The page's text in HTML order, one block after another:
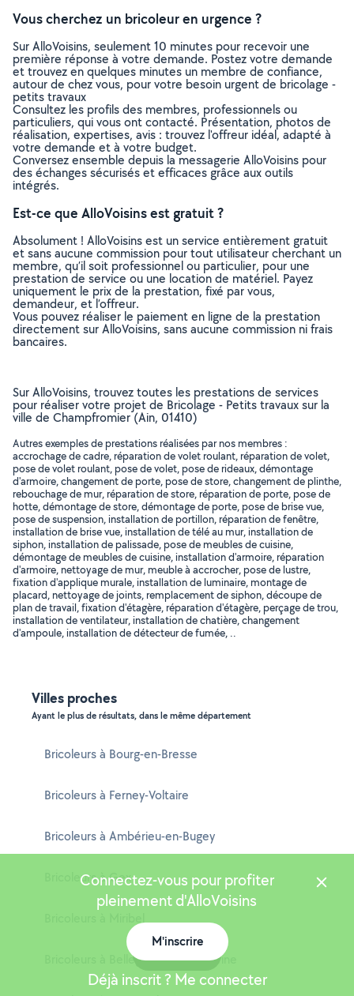
Vous cherchez un bricoleur en urgence ?
Sur AlloVoisins, seulement 10 minutes pour recevoir une
première réponse à votre demande. Postez votre demande
et trouvez en quelques minutes un membre de confiance,
autour de chez vous, pour votre besoin urgent de bricolage -
petits travaux
Consultez les profils des membres, professionnels ou
particuliers, qui vous ont contacté. Présentation, photos de
réalisation, expertises, avis : trouvez l'offreur idéal, adapté à
votre demande et à votre budget.
Conversez ensemble depuis la messagerie AlloVoisins pour
des échanges sécurisés et efficaces grâce aux outils
intégrés.
Est-ce que AlloVoisins est gratuit ?
Absolument ! AlloVoisins est un service entièrement gratuit
et sans aucune commission pour tout utilisateur cherchant un
membre, qu’il soit professionnel ou particulier, pour une
prestation de service ou une location de matériel. Payez
uniquement le prix de la prestation, fixé par vous,
demandeur, et l’offreur.
Vous pouvez réaliser le paiement en ligne de la prestation
directement sur AlloVoisins, sans aucune commission ni frais
bancaires.
Sur AlloVoisins, trouvez toutes les prestations de services
pour réaliser votre projet de Bricolage - Petits travaux sur la
ville de Champfromier (Ain, 01410)
Autres exemples de prestations réalisées par nos membres :
accrochage de cadre, réparation de volet roulant, réparation de volet,
pose de volet roulant, pose de volet, pose de rideaux, démontage
d'armoire, changement de porte, pose de store, changement de plinthe,
rebouchage de mur, réparation de store, réparation de porte, pose de
hotte, démontage de store, démontage de porte, pose de brise vue,
pose de suspension, installation de portillon, réparation de fenêtre,
installation de brise vue, installation de télé au mur, installation de
siphon, installation de palissade, pose de meubles de cuisine,
démontage de meubles de cuisine, installation d'armoire, réparation
d'armoire, nettoyage de mur, meuble à accrocher, pose de lustre,
fixation d'applique murale, installation de luminaire, montage de
placard, nettoyage de joints, remplacement de siphon, découpe de
plan de travail, fixation d'étagère, réparation d'étagère, perçage de trou,
installation de ventilateur, installation de chatière, changement
d'ampoule, installation de détecteur de fumée, ..
Villes proches
Ayant le plus de résultats, dans le même département
Bricoleurs à Bourg-en-Bresse
Bricoleurs à Ferney-Voltaire
Bricoleurs à Ambérieu-en-Bugey
Bricoleurs à Gex
Bricoleurs à Bellegarde-sur-Valserine
Connectez-vous pour profiter
pleinement d'AlloVoisins
M'inscrire
Déjà inscrit ? Me connecter